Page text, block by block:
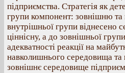
підприємства. Стратегія як
групи компонент: зовнішню
внутрішньої групи віднесено
ціннісну, а до зовнішньої
адекватності реакції на
навколишнього середовища та
зовнішнє середовище